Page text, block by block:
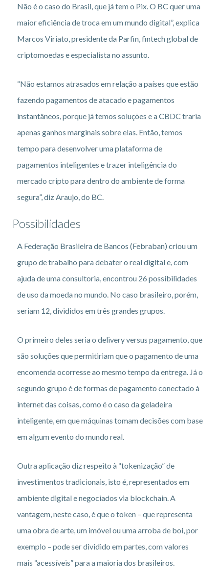
Não é o caso do Brasil, que já tem o Pix. O BC quer uma
maior eficiência de troca em um mundo digital”, explica
Marcos Viriato, presidente da Parfin, fintech global de
criptomoedas e especialista no assunto.
“Não estamos atrasados em relação a países que estão
fazendo pagamentos de atacado e pagamentos
instantâneos, porque já temos soluções e a CBDC traria
apenas ganhos marginais sobre elas. Então, temos
tempo para desenvolver uma plataforma de
pagamentos inteligentes e trazer inteligência do
mercado cripto para dentro do ambiente de forma
segura”, diz Araujo, do BC.
Possibilidades
A Federação Brasileira de Bancos (Febraban) criou um
grupo de trabalho para debater o real digital e, com
ajuda de uma consultoria, encontrou 26 possibilidades
de uso da moeda no mundo. No caso brasileiro, porém,
seriam 12, divididos em três grandes grupos.
O primeiro deles seria o delivery versus pagamento, que
são soluções que permitiriam que o pagamento de uma
encomenda ocorresse ao mesmo tempo da entrega. Já o
segundo grupo é de formas de pagamento conectado à
internet das coisas, como é o caso da geladeira
inteligente, em que máquinas tomam decisões com base
em algum evento do mundo real.
Outra aplicação diz respeito à “tokenização” de
investimentos tradicionais, isto é, representados em
ambiente digital e negociados via blockchain. A
vantagem, neste caso, é que o token – que representa
uma obra de arte, um imóvel ou uma arroba de boi, por
exemplo – pode ser dividido em partes, com valores
mais “acessíveis” para a maioria dos brasileiros.